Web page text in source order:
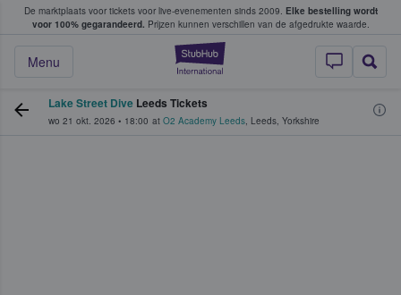
De marktplaats voor tickets voor live-evenementen sinds 2009. Elke bestelling wordt
voor 100% gegarandeerd. Prijzen kunnen verschillen van de afgedrukte waarde.
StubHub: waar
Menu
tickets kopen en verkopen
Lake Street Dive Leeds Tickets
wo 21 okt. 2026 • 18:00 at O2 Academy Leeds, Leeds, Yorkshire